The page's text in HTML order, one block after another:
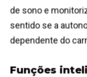
de sono e
sentido se a
dependente do
Funções